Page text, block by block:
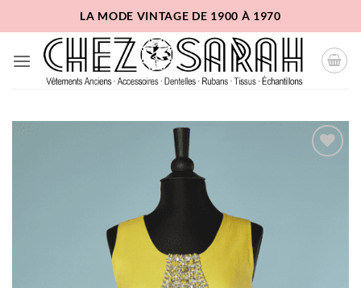
au
contenu
LA MODE VINTAGE DE 1900 À 1970